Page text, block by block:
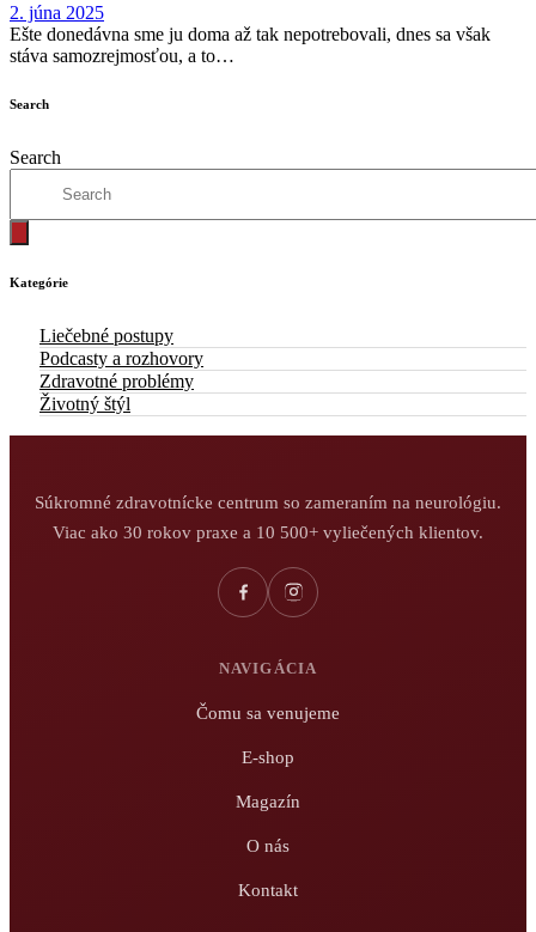
2. júna 2025
Ešte donedávna sme ju doma až tak nepotrebovali, dnes sa však
stáva samozrejmosťou, a to…
Search
Search
Kategórie
Liečebné postupy
Podcasty a rozhovory
Zdravotné problémy
Životný štýl
Súkromné zdravotnícke centrum so zameraním na neurológiu.
Viac ako 30 rokov praxe a 10 500+ vyliečených klientov.
NAVIGÁCIA
Čomu sa venujeme
E-shop
Magazín
O nás
Kontakt